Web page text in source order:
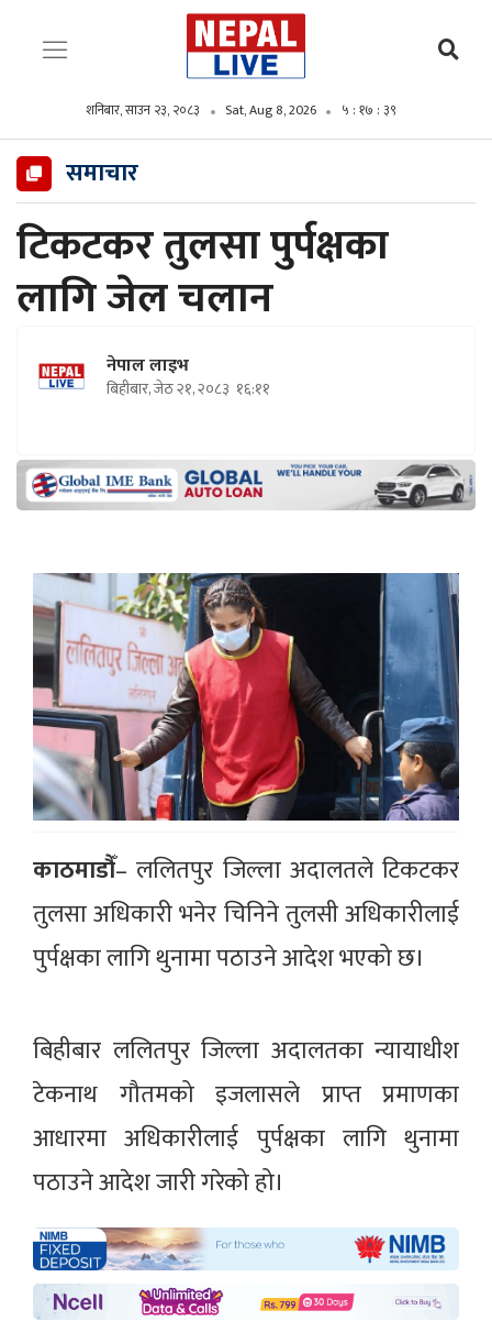
शनिबार, साउन २३, २०८३ Sat, Aug 8, 2026 ५ : १७ : ४०
समाचार
टिकटकर तुलसा पुर्पक्षका
लागि जेल चलान
नेपाल लाइभ
बिहीबार, जेठ २१, २०८३ १६:११
काठमाडौँ– ललितपुर जिल्ला अदालतले टिकटकर
तुलसा अधिकारी भनेर चिनिने तुलसी अधिकारीलाई
पुर्पक्षका लागि थुनामा पठाउने आदेश भएको छ।
बिहीबार ललितपुर जिल्ला अदालतका न्यायाधीश
टेकनाथ गौतमको इजलासले प्राप्त प्रमाणका
आधारमा अधिकारीलाई पुर्पक्षका लागि थुनामा
पठाउने आदेश जारी गरेको हो।